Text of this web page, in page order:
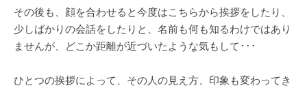
その後も、顔を合わせると今度はこちらから挨拶をしたり、
少しばかりの会話をしたりと、名前も何も知るわけではあり
ませんが、どこか距離が近づいたような気もして･･･
ひとつの挨拶によって、その人の見え方、印象も変わってき